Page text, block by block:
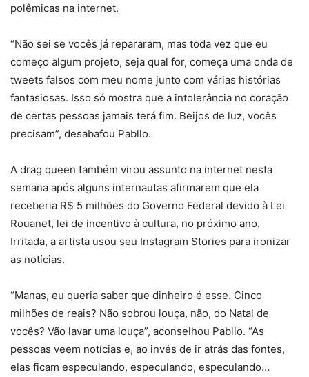
polêmicas na internet.
“Não sei se vocês já repararam, mas toda vez que eu
começo algum projeto, seja qual for, começa uma onda de
tweets falsos com meu nome junto com várias histórias
fantasiosas. Isso só mostra que a intolerância no coração
de certas pessoas jamais terá fim. Beijos de luz, vocês
precisam”, desabafou Pabllo.
A drag queen também virou assunto na internet nesta
semana após alguns internautas afirmarem que ela
receberia R$ 5 milhões do Governo Federal devido à Lei
Rouanet, lei de incentivo à cultura, no próximo ano.
Irritada, a artista usou seu Instagram Stories para ironizar
as notícias.
“Manas, eu queria saber que dinheiro é esse. Cinco
milhões de reais? Não sobrou louça, não, do Natal de
vocês? Vão lavar uma louça”, aconselhou Pabllo. “As
pessoas veem notícias e, ao invés de ir atrás das fontes,
elas ficam especulando, especulando, especulando…